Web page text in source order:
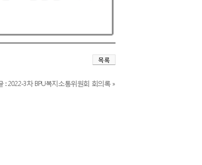
목록
: 2022-3차 BPU복지소통위원회 회의록 »